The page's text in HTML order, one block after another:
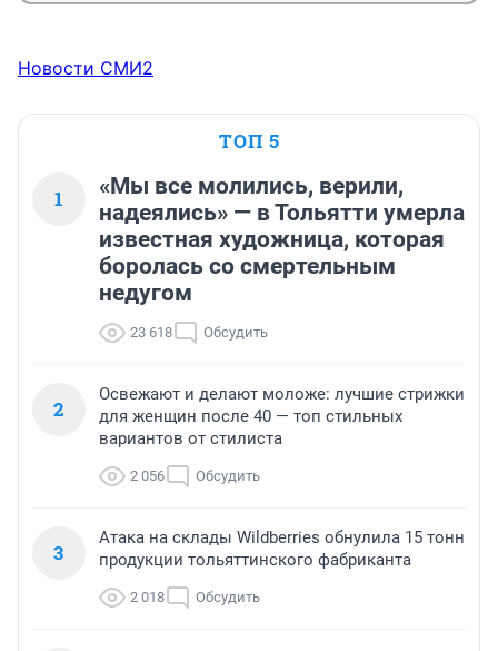
Новости СМИ2
ТОП 5
1
«Мы все молились, верили,
надеялись» — в Тольятти умерла
известная художница, которая
боролась со смертельным
недугом
23 618 Обсудить
2
Освежают и делают моложе: лучшие стрижки
для женщин после 40 — топ стильных
вариантов от стилиста
2 056 Обсудить
3
Атака на склады Wildberries обнулила 15 тонн
продукции тольяттинского фабриканта
2 018 Обсудить